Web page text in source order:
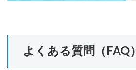
よくある質問（FAQ）